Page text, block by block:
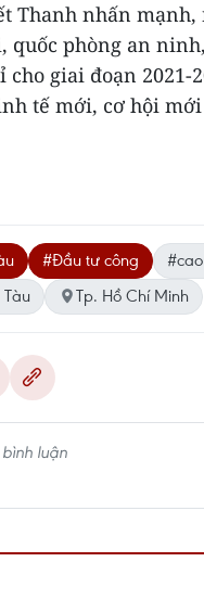
Thanh nhấn
quốc phòng an
cho giai đoạn
tế mới, cơ hội
#Đầu tư công
Tàu
Tp. Hồ Chí Minh